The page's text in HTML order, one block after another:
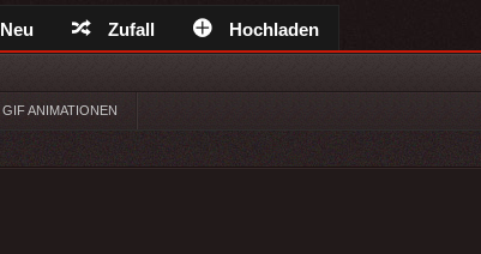
Neu Zufall Hochladen
GIF ANIMATIONEN